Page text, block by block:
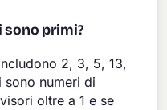
sono primi?
2, 3, 5, 13,
sono numeri di
oltre a 1 e se